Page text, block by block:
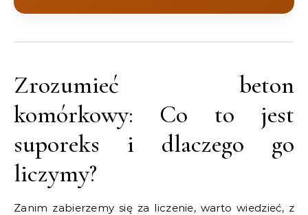
Zrozumieć beton
komórkowy: Co to jest
suporeks i dlaczego go
liczymy?
Zanim zabierzemy się za liczenie, warto wiedzieć, z